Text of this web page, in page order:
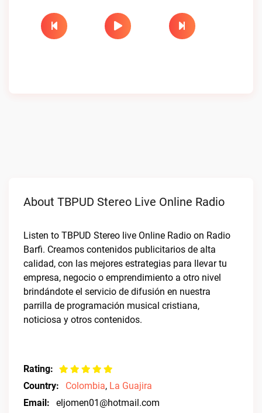
About TBPUD Stereo Live Online Radio
Listen to TBPUD Stereo live Online Radio on Radio
Barfi. Creamos contenidos publicitarios de alta
calidad, con las mejores estrategias para llevar tu
empresa, negocio o emprendimiento a otro nivel
brindándote el servicio de difusión en nuestra
parrilla de programación musical cristiana,
noticiosa y otros contenidos.
Rating:
Country:
Colombia, La Guajira
Email:
eljomen01@hotmail.com